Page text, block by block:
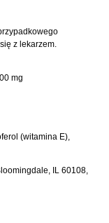
z lekarzem.
mg
(witamina E),
IL 60108,